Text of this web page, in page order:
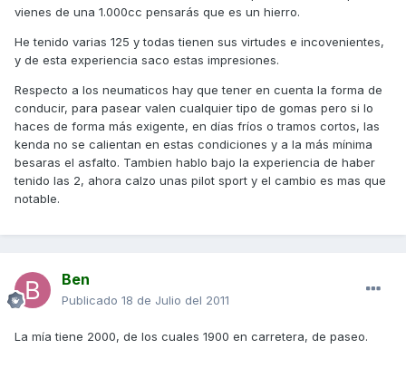
vienes de una 1.000cc pensarás que es un hierro.
He tenido varias 125 y todas tienen sus virtudes e incovenientes,
y de esta experiencia saco estas impresiones.
Respecto a los neumaticos hay que tener en cuenta la forma de
conducir, para pasear valen cualquier tipo de gomas pero si lo
haces de forma más exigente, en días fríos o tramos cortos, las
kenda no se calientan en estas condiciones y a la más mínima
besaras el asfalto. Tambien hablo bajo la experiencia de haber
tenido las 2, ahora calzo unas pilot sport y el cambio es mas que
notable.
Ben
Publicado 18 de Julio del 2011
La mía tiene 2000, de los cuales 1900 en carretera, de paseo.